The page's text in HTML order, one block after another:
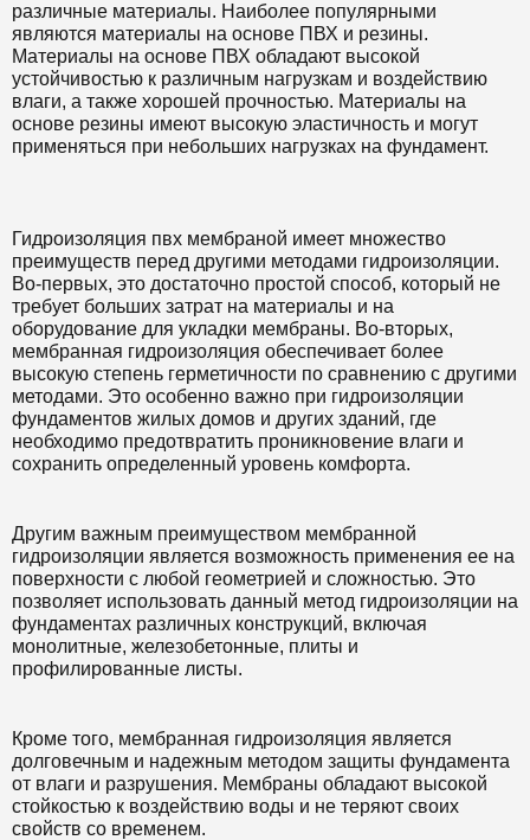
различные материалы. Наиболее популярными
являются материалы на основе ПВХ и резины.
Материалы на основе ПВХ обладают высокой
устойчивостью к различным нагрузкам и воздействию
влаги, а также хорошей прочностью. Материалы на
основе резины имеют высокую эластичность и могут
применяться при небольших нагрузках на фундамент.
Гидроизоляция пвх мембраной имеет множество
преимуществ перед другими методами гидроизоляции.
Во-первых, это достаточно простой способ, который не
требует больших затрат на материалы и на
оборудование для укладки мембраны. Во-вторых,
мембранная гидроизоляция обеспечивает более
высокую степень герметичности по сравнению с другими
методами. Это особенно важно при гидроизоляции
фундаментов жилых домов и других зданий, где
необходимо предотвратить проникновение влаги и
сохранить определенный уровень комфорта.
Другим важным преимуществом мембранной
гидроизоляции является возможность применения ее на
поверхности с любой геометрией и сложностью. Это
позволяет использовать данный метод гидроизоляции на
фундаментах различных конструкций, включая
монолитные, железобетонные, плиты и
профилированные листы.
Кроме того, мембранная гидроизоляция является
долговечным и надежным методом защиты фундамента
от влаги и разрушения. Мембраны обладают высокой
стойкостью к воздействию воды и не теряют своих
свойств со временем.